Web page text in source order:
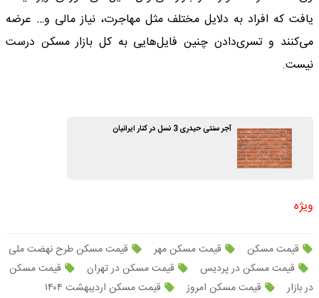
یافت که افراد به دلایل مختلف مثل مهاجرت، نیاز مالی و… عرضه
می‌کنند و تسری‌دادن چنین فایل‌هایی به کل بازار مسکن درست
نیست.
آجر سنتی حیدری 3 نسل در کنار ایرانیان
ویژه
قیمت مسکن قیمت مسکن مهر
قیمت مسکن طرح نهضت ملی
قیمت مسکن در پردیس
قیمت مسکن در تهران
قیمت مسکن
در بازار
قیمت مسکن امروز قیمت مسکن اردیبهشت ۱۴۰۴